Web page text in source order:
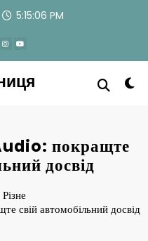
5:15:06 PM
покращте
досвід
Різне
свій автомобільний досвід